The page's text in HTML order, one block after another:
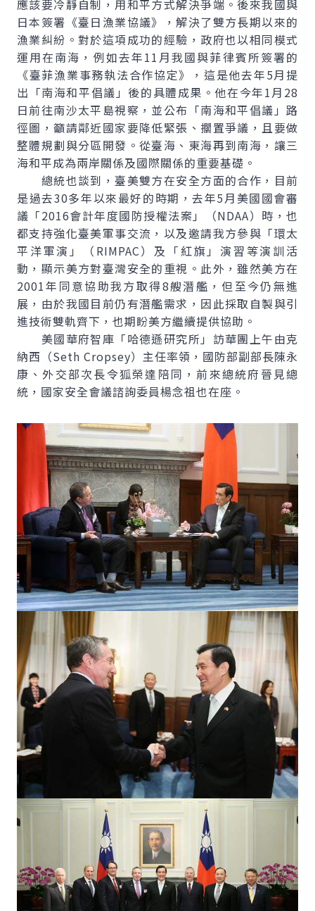
應該要冷靜自制，用和平方式解決爭端。後來我國與
日本簽署《臺日漁業協議》，解決了雙方長期以來的
漁業糾紛。對於這項成功的經驗，政府也以相同模式
運用在南海，例如去年11月我國與菲律賓所簽署的
《臺菲漁業事務執法合作協定》，這是他去年5月提
出「南海和平倡議」後的具體成果。他在今年1月28
日前往南沙太平島視察，並公布「南海和平倡議」路
徑圖，籲請鄰近國家要降低緊張、擱置爭議，且要做
整體規劃與分區開發。從臺海、東海再到南海，讓三
海和平成為兩岸關係及國際關係的重要基礎。
總統也談到，臺美雙方在安全方面的合作，目前
是過去30多年以來最好的時期，去年5月美國國會審
議「2016會計年度國防授權法案」（NDAA）時，也
都支持強化臺美軍事交流，以及邀請我方參與「環太
平洋軍演」（RIMPAC）及「紅旗」演習等演訓活
動，顯示美方對臺灣安全的重視。此外，雖然美方在
2001年同意協助我方取得8艘潛艦，但至今仍無進
展，由於我國目前仍有潛艦需求，因此採取自製與引
進技術雙軌齊下，也期盼美方繼續提供協助。
美國華府智庫「哈德遜研究所」訪華團上午由克
納西（Seth Cropsey）主任率領，國防部副部長陳永
康、外交部次長令狐榮達陪同，前來總統府晉見總
統，國家安全會議諮詢委員楊念祖也在座。